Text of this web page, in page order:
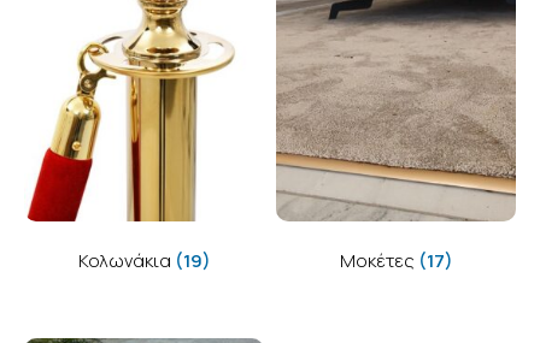
Κολωνάκια (19) Μοκέτες (17)